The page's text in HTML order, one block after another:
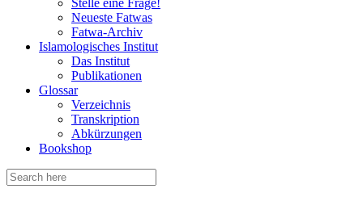
Neueste Fatwas
Fatwa-Archiv
Islamologisches Institut
Das Institut
Publikationen
Glossar
Verzeichnis
Transkription
Abkürzungen
Bookshop
Search
for: